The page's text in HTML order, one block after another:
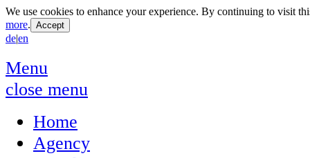
We use cookies to enhance your experience. By continuing to visit
more.
de|en
Menu
close menu
Home
Agency